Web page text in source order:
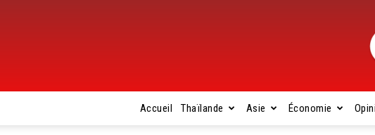
Accueil Thaïlande Asie Économie